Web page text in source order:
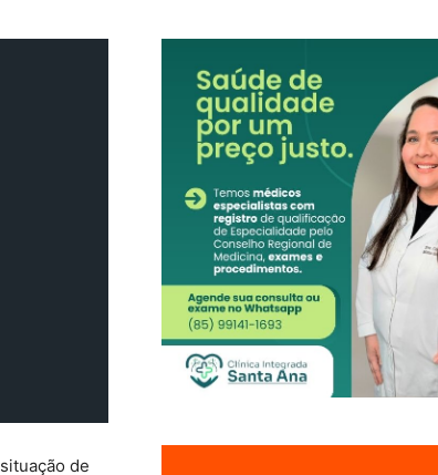
de